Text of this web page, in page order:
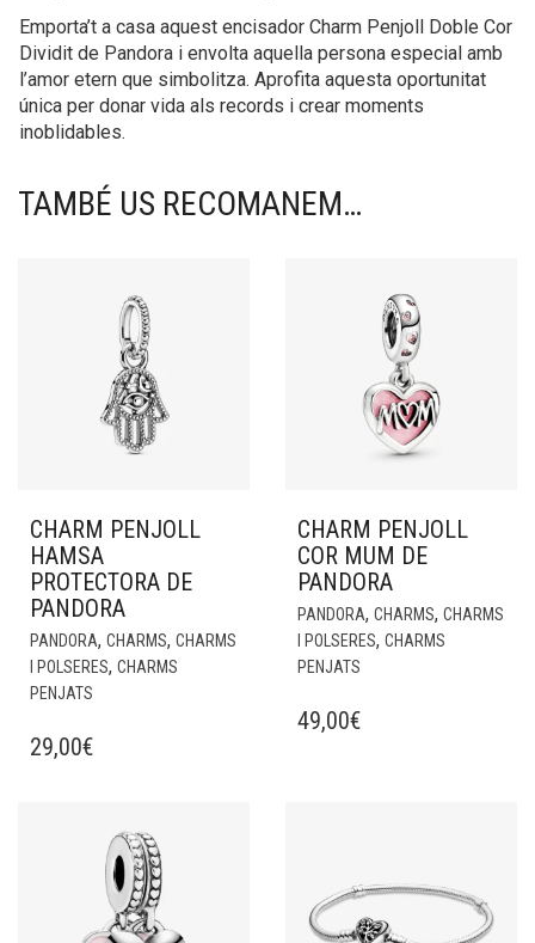
Emporta’t a casa aquest encisador Charm Penjoll Doble Cor
Dividit de Pandora i envolta aquella persona especial amb
l’amor etern que simbolitza. Aprofita aquesta oportunitat
única per donar vida als records i crear moments
inoblidables.
TAMBÉ US RECOMANEM…
CHARM PENJOLL
HAMSA
PROTECTORA DE
PANDORA
PANDORA, CHARMS, CHARMS
I POLSERES, CHARMS
PENJATS
29,00€
CHARM PENJOLL
COR MUM DE
PANDORA
PANDORA, CHARMS, CHARMS
I POLSERES, CHARMS
PENJATS
49,00€